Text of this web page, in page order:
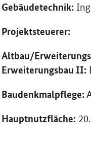
Gebäudetechnik:
Projektsteuerer:
Altbau/
Erweiterungsbau II:
Baudenkmalpflege:
Hauptnutzfläche: